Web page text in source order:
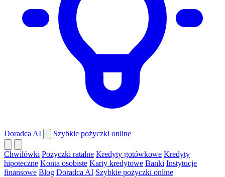
Doradca AI Szybkie pożyczki online
Chwilówki Pożyczki ratalne Kredyty gotówkowe Kredyty
hipoteczne Konta osobiste Karty kredytowe Banki Instytucje
finansowe Blog Doradca AI Szybkie pożyczki online